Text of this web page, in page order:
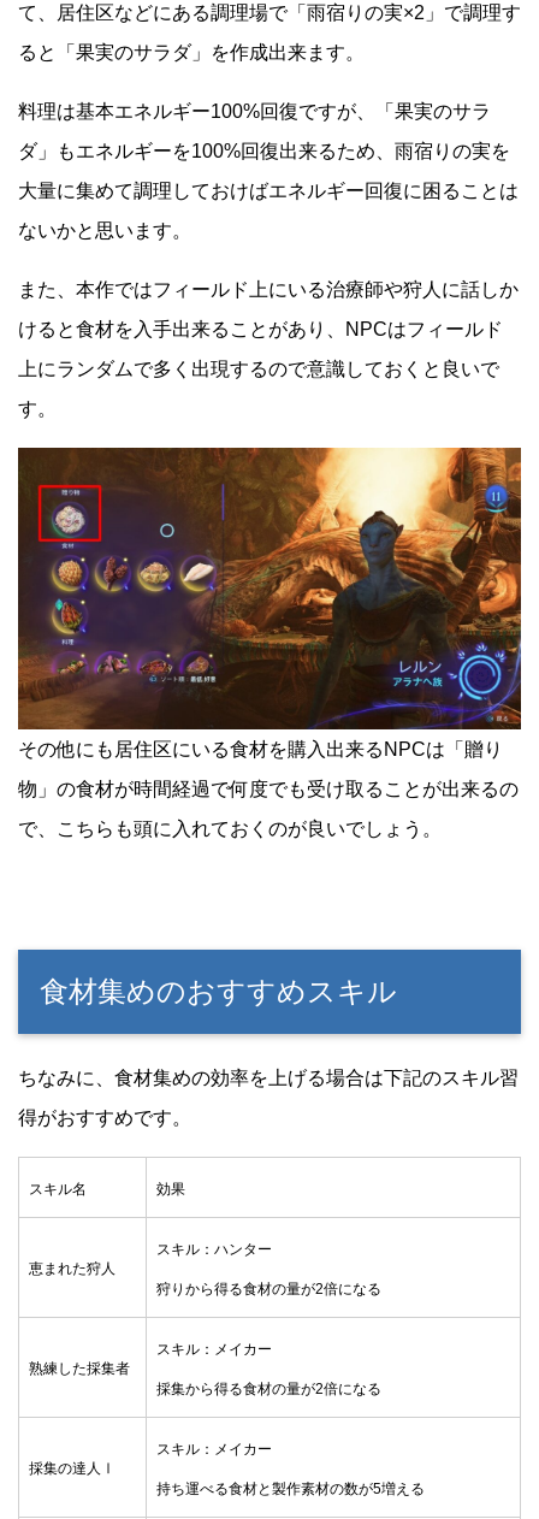
て、居住区などにある調理場で「雨宿りの実×2」で調理す
ると「果実のサラダ」を作成出来ます。
料理は基本エネルギー100%回復ですが、「果実のサラ
ダ」もエネルギーを100%回復出来るため、雨宿りの実を
大量に集めて調理しておけばエネルギー回復に困ることは
ないかと思います。
また、本作ではフィールド上にいる治療師や狩人に話しか
けると食材を入手出来ることがあり、NPCはフィールド
上にランダムで多く出現するので意識しておくと良いで
す。
その他にも居住区にいる食材を購入出来るNPCは「贈り
物」の食材が時間経過で何度でも受け取ることが出来るの
で、こちらも頭に入れておくのが良いでしょう。
食材集めのおすすめスキル
ちなみに、食材集めの効率を上げる場合は下記のスキル習
得がおすすめです。
スキル名 効果
恵まれた狩人
スキル：ハンター
狩りから得る食材の量が2倍になる
熟練した採集者
スキル：メイカー
採集から得る食材の量が2倍になる
採集の達人Ⅰ
スキル：メイカー
持ち運べる食材と製作素材の数が5増える